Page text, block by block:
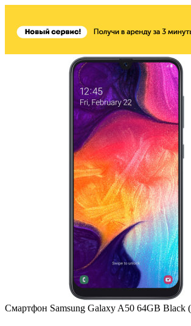
Смартфон Samsung Galaxy A50 64GB Black